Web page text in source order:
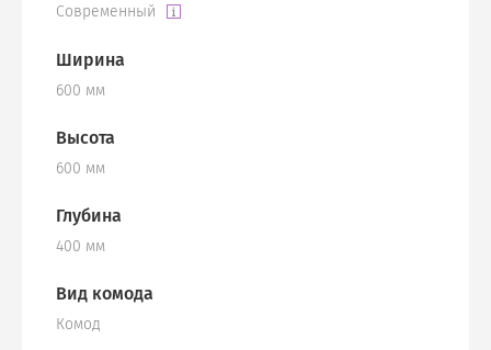
Современный
Ширина
600 мм
Высота
600 мм
Глубина
400 мм
Вид комода
Комод